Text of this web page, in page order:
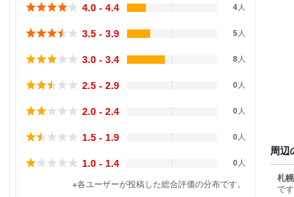
4.0 - 4.4 4 人
3.5 - 3.9 5 人
3.0 - 3.4 8 人
2.5 - 2.9 0 人
2.0 - 2.4 0 人
1.5 - 1.9 0 人
1.0 - 1.4 0 人
※各ユーザーが投稿した総合評価の分布です。
周辺
札
です